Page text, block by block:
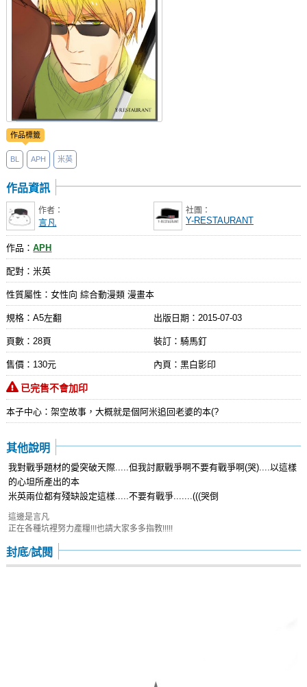
作品標籤
BL APH 米英
作品資訊
作者：
言凡
社團：
Y-RESTAURANT
作品：APH
配對：米英
性質屬性：女性向 綜合動漫類 漫畫本
規格：A5左翻 出版日期： 2015-07-03
頁數：28頁 裝訂：騎馬釘
售價：130元 內頁：黑白影印
已完售不會加印
本子中心：架空故事，大概就是個阿米追回老婆的本(?
其他說明
我對戰爭題材的愛突破天際.....但我討厭戰爭啊不要有戰爭啊(哭)....以這樣
的心坦所產出的本
米英兩位都有殘缺設定這樣.....不要有戰爭.......(((哭倒
這邊是言凡
正在各種坑裡努力產糧!!!也請大家多多指教!!!!!
封底/試閱